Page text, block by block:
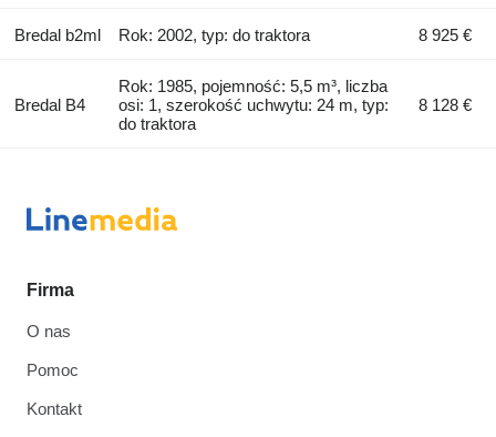
Bredal b2ml Rok: 2002, typ: do traktora 8 925 €
Bredal B4
Rok: 1985, pojemność: 5,5 m³, liczba
osi: 1, szerokość uchwytu: 24 m, typ:
do traktora
8 128 €
Firma
O nas
Pomoc
Kontakt